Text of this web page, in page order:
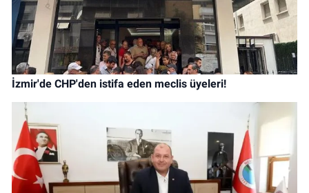
İzmir'de CHP'den istifa eden meclis üyeleri!